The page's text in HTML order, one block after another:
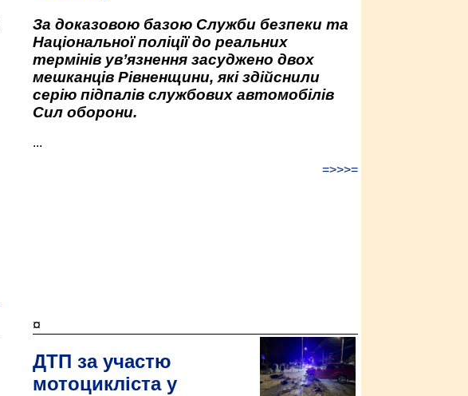
За доказовою базою Служби безпеки та
Національної поліції до реальних
термінів ув’язнення засуджено двох
мешканців Рівненщини, які здійснили
серію підпалів службових автомобілів
Сил оборони.
...
=>>>=
¤
ДТП за участю
мотоцикліста у